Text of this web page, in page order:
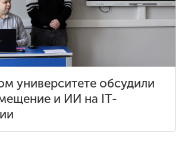
университете обсудили
и ИИ на IT-